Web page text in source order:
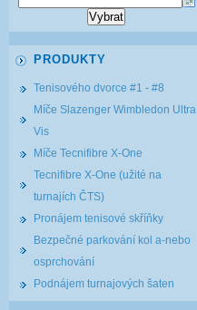
PRODUKTY
Tenisového dvorce #1 - #8
Míče Slazenger Wimbledon Ultra
Vis
Míče Tecnifibre X-One
Tecnifibre X-One (užité na
turnajích ČTS)
Pronájem tenisové skříňky
Bezpečné parkování kol a-nebo
osprchování
Podnájem turnajových šaten